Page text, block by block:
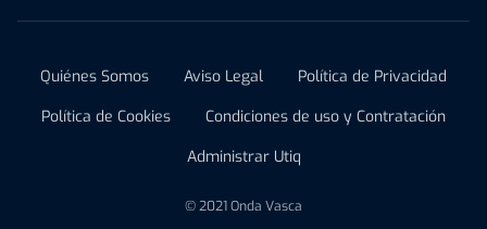
Quiénes Somos Aviso Legal
Política de Privacidad
Política de Cookies
Condiciones de uso y Contratación
Administrar Utiq
© 2021 Onda Vasca